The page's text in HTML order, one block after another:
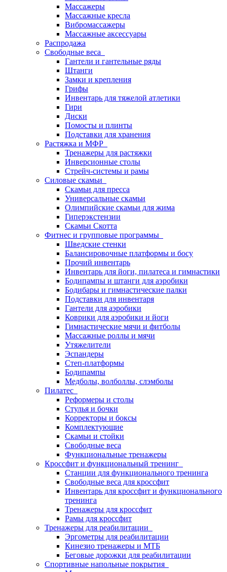
Массажеры
Массажные кресла
Вибромассажеры
Массажные аксессуары
Распродажа
Свободные веса
Гантели и гантельные ряды
Штанги
Замки и крепления
Грифы
Инвентарь для тяжелой атлетики
Гири
Диски
Помосты и плинты
Подставки для хранения
Растяжка и МФР
Тренажеры для растяжки
Инверсионные столы
Стрейч-системы и рамы
Силовые скамьи
Скамьи для пресса
Универсальные скамьи
Олимпийские скамьи для жима
Гиперэкстензии
Скамьи Скотта
Фитнес и групповые программы
Шведские стенки
Балансировочные платформы и босу
Прочий инвентарь
Инвентарь для йоги, пилатеса и гимнастики
Бодипампы и штанги для аэробики
Бодибары и гимнастические палки
Подставки для инвентаря
Гантели для аэробики
Коврики для аэробики и йоги
Гимнастические мячи и фитболы
Массажные роллы и мячи
Утяжелители
Эспандеры
Степ-платформы
Бодипампы
Медболы, волболлы, слэмболы
Пилатес
Реформеры и столы
Стулья и бочки
Корректоры и боксы
Комплектующие
Скамьи и стойки
Свободные веса
Функциональные тренажеры
Кроссфит и функциональный тренинг
Станции для функционального тренинга
Свободные веса для кроссфит
Инвентарь для кроссфит и функционального
тренинга
Тренажеры для кроссфит
Рамы для кроссфит
Тренажеры для реабилитации
Эргометры для реабилитации
Кинезио тренажеры и МТБ
Беговые дорожки для реабилитации
Спортивные напольные покрытия